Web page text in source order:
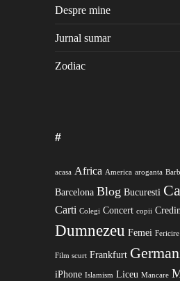
Despre mine
Jurnal sumar
Zodiac
#
acasa Africa America aroganta
Barcelona Blog Bucuresti
Carti Colegi Concert copii
Dumnezeu Femei Fericire
Film scurt Frankfurt
iPhone Islamism Liceu Mancare